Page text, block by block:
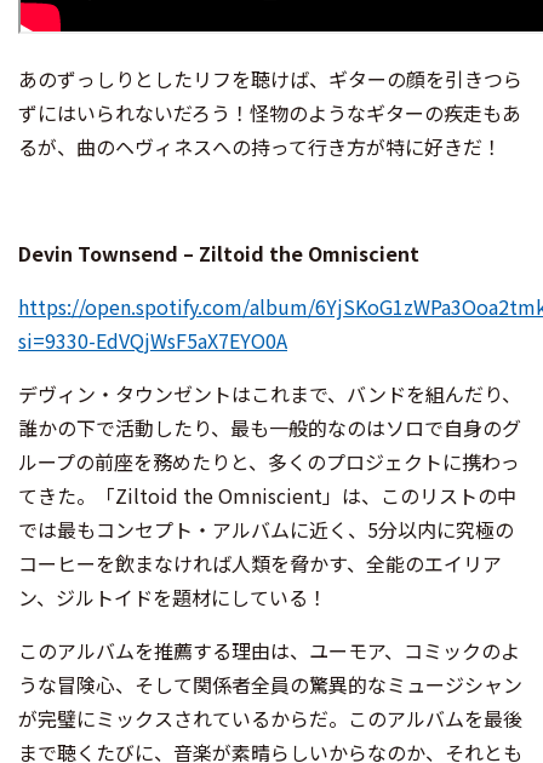
あのずっしりとしたリフを聴けば、ギターの顔を引きつら
ずにはいられないだろう！怪物のようなギターの疾走もあ
るが、曲のヘヴィネスへの持って行き方が特に好きだ！
Devin Townsend – Ziltoid the Omniscient
https://open.spotify.com/album/
si=9330-EdVQjWsF5aX7EYO0A
デヴィン・タウンゼントはこれまで、バンドを組んだり、
誰かの下で活動したり、最も一般的なのはソロで自身のグ
ループの前座を務めたりと、多くのプロジェクトに携わっ
てきた。「Ziltoid the Omniscient」は、このリストの中
では最もコンセプト・アルバムに近く、5分以内に究極の
コーヒーを飲まなければ人類を脅かす、全能のエイリア
ン、ジルトイドを題材にしている！
このアルバムを推薦する理由は、ユーモア、コミックのよ
うな冒険心、そして関係者全員の驚異的なミュージシャン
が完璧にミックスされているからだ。このアルバムを最後
まで聴くたびに、音楽が素晴らしいからなのか、それとも